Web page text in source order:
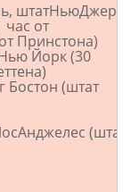
час от
Принстона)
Йорк (30
Бостон (штат